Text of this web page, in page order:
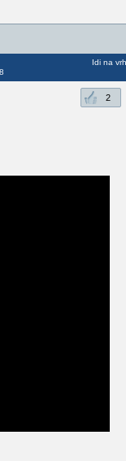
Idi na vrh
2